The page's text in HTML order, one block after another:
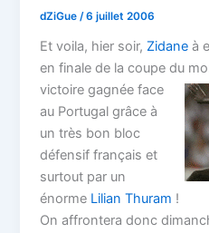
dZiGue/6 juillet 2006
Et voila, hier soir, Zidane à
en finale de la coupe du
victoire gagnée face
au Portugal grâce à
un très bon bloc
défensif français et
surtout par un
énorme Lilian Thuram !
On affrontera donc